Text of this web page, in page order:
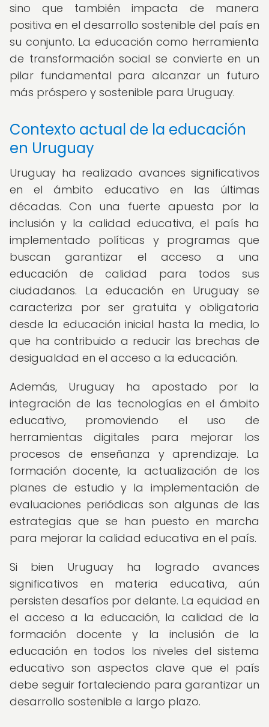
sino que también impacta de manera
positiva en el desarrollo sostenible del país en
su conjunto. La educación como herramienta
de transformación social se convierte en un
pilar fundamental para alcanzar un futuro
más próspero y sostenible para Uruguay.
Contexto actual de la educación
en Uruguay
Uruguay ha realizado avances significativos
en el ámbito educativo en las últimas
décadas. Con una fuerte apuesta por la
inclusión y la calidad educativa, el país ha
implementado políticas y programas que
buscan garantizar el acceso a una
educación de calidad para todos sus
ciudadanos. La educación en Uruguay se
caracteriza por ser gratuita y obligatoria
desde la educación inicial hasta la media, lo
que ha contribuido a reducir las brechas de
desigualdad en el acceso a la educación.
Además, Uruguay ha apostado por la
integración de las tecnologías en el ámbito
educativo, promoviendo el uso de
herramientas digitales para mejorar los
procesos de enseñanza y aprendizaje. La
formación docente, la actualización de los
planes de estudio y la implementación de
evaluaciones periódicas son algunas de las
estrategias que se han puesto en marcha
para mejorar la calidad educativa en el país.
Si bien Uruguay ha logrado avances
significativos en materia educativa, aún
persisten desafíos por delante. La equidad en
el acceso a la educación, la calidad de la
formación docente y la inclusión de la
educación en todos los niveles del sistema
educativo son aspectos clave que el país
debe seguir fortaleciendo para garantizar un
desarrollo sostenible a largo plazo.